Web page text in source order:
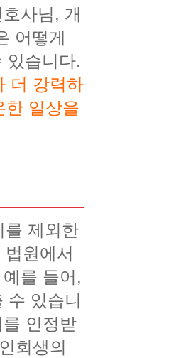
사님, 개
어떻게
있습니다.
더 강력하
한 일상을
를 제외한
원에서
를 들어,
있습니
인정받
회생의